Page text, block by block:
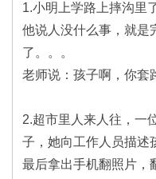
1.小明上学路上摔沟里
他说人没什么事，就是
了。。。
老师说：孩子啊，你套
2.超市里人来人往，一
子，她向工作人员描述
最后拿出手机翻照片，